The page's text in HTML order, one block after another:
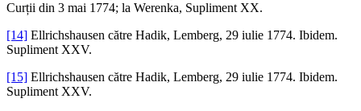
Curții din 3 mai 1774; la Werenka, Supliment XX.
[14] Ellrichshausen către Hadik, Lemberg, 29 iulie 1774. Ibidem.
Supliment XXV.
[15] Ellrichshausen către Hadik, Lemberg, 29 iulie 1774. Ibidem.
Supliment XXV.